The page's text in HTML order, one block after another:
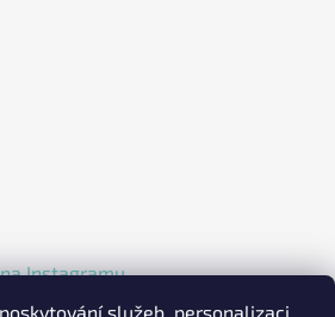
služeb, personalizaci
Instagramu